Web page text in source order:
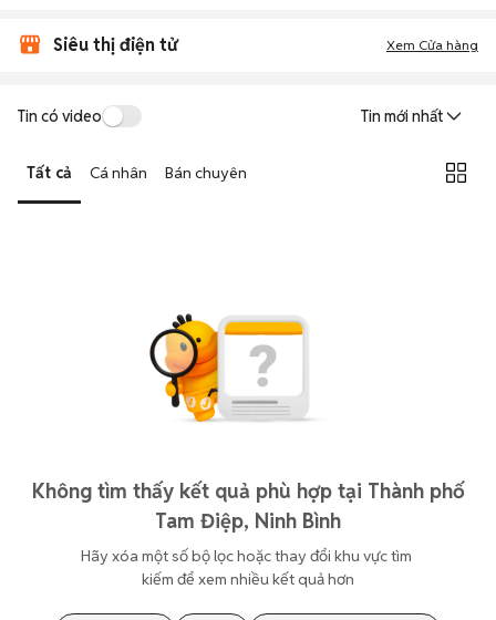
Siêu thị điện tử Xem Cửa hàng
Tin có video Tin mới nhất
Tất cả Cá nhân Bán chuyên
Không tìm thấy kết quả phù hợp tại Thành phố
Tam Điệp, Ninh Bình
Hãy xóa một số bộ lọc hoặc thay đổi khu vực tìm
kiếm để xem nhiều kết quả hơn